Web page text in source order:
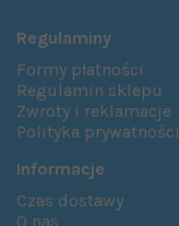
Regulaminy
Formy płatności
Regulamin sklepu
Zwroty i reklamacje
Polityka prywatności
Informacje
Czas dostawy
O nas